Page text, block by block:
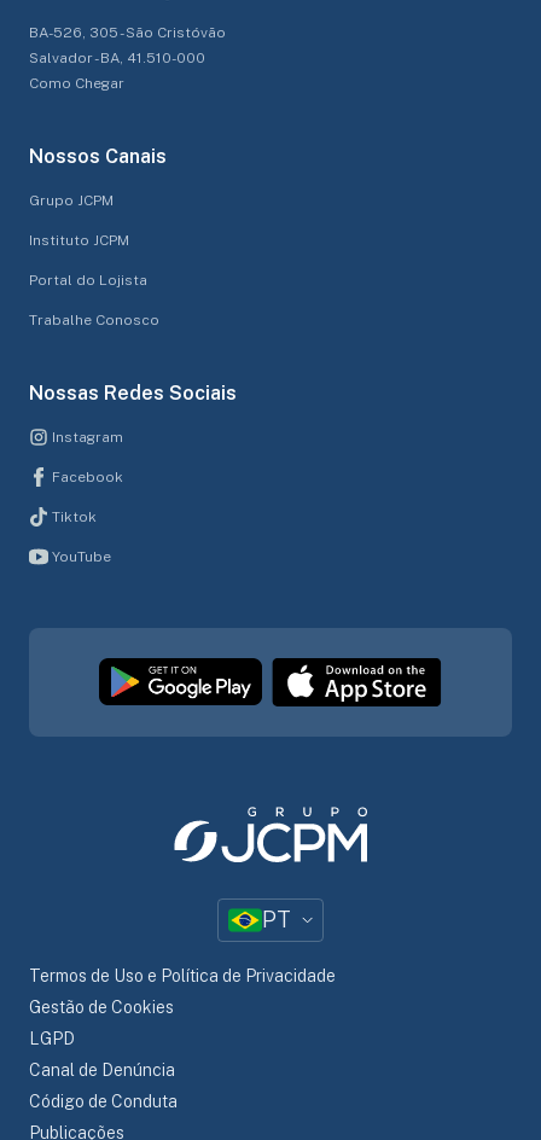
BA-526, 305 - São Cristóvão
Salvador - BA, 41.510-000
Como Chegar
Nossos Canais
Grupo JCPM
Instituto JCPM
Portal do Lojista
Trabalhe Conosco
Nossas Redes Sociais
Instagram
Facebook
Tiktok
YouTube
PT
Termos de Uso e Política de Privacidade
Gestão de Cookies
LGPD
Canal de Denúncia
Código de Conduta
Publicações